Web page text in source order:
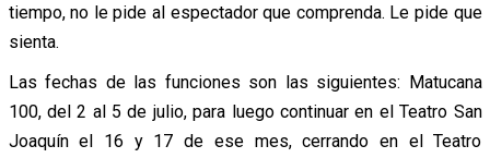
tiempo, no le pide al espectador que comprenda. Le pide que
sienta.
Las fechas de las funciones son las siguientes: Matucana
100, del 2 al 5 de julio, para luego continuar en el Teatro San
Joaquín el 16 y 17 de ese mes, cerrando en el Teatro